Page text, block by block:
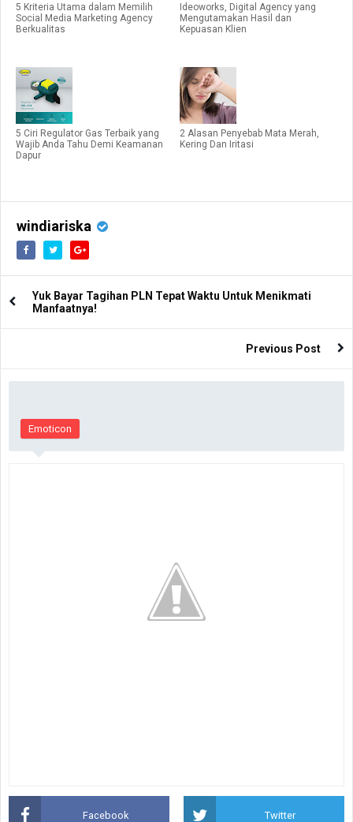
5 Kriteria Utama dalam Memilih
Social Media Marketing Agency
Berkualitas
Ideoworks, Digital Agency yang
Mengutamakan Hasil dan
Kepuasan Klien
5 Ciri Regulator Gas Terbaik yang
Wajib Anda Tahu Demi Keamanan
Dapur
2 Alasan Penyebab Mata Merah,
Kering Dan Iritasi
windiariska
Yuk Bayar Tagihan PLN Tepat Waktu Untuk Menikmati
Manfaatnya!
Previous Post
Emoticon
Facebook Twitter